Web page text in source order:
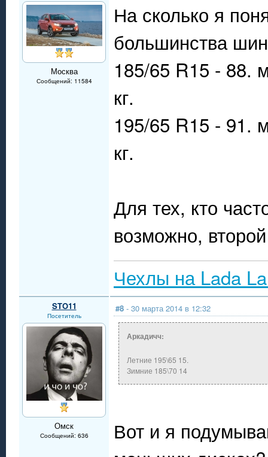
Москва
Сообщений: 11584
На сколько я
большинства
185/65 R15 - 88.
кг.
195/65 R15 - 91.
кг.
Для тех, кто
возможно,
Чехлы на Lada
STO11
Посетитель
Омск
Сообщений: 636
#8 - 30 марта 2014 в 12:32
Аркадичч:
Летние 195\65 15.
Зимние 185\70 14
Вот и я